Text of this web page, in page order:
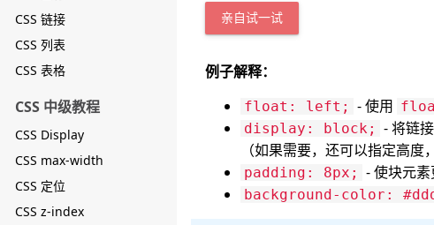
CSS 链接
CSS 列表
CSS 表格
CSS 中级教程
CSS Display
CSS max-width
CSS 定位
CSS z-index
亲自试一试
例子解释：
float: left; - 使用
display: block;
- 将链
（如果需要，还可以指定高度
padding: 8px; - 使块元
background-color: